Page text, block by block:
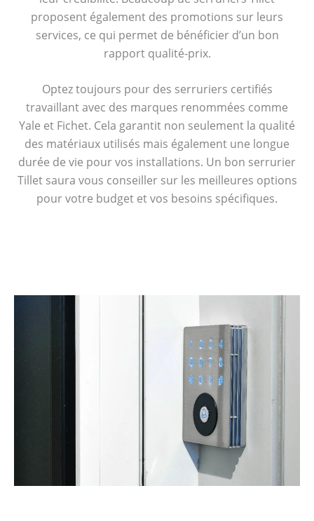
proposent également des promotions sur leurs
services, ce qui permet de bénéficier d’un bon
rapport qualité-prix.
Optez toujours pour des serruriers certifiés
travaillant avec des marques renommées comme
Yale et Fichet. Cela garantit non seulement la qualité
des matériaux utilisés mais également une longue
durée de vie pour vos installations. Un bon serrurier
Tillet saura vous conseiller sur les meilleures options
pour votre budget et vos besoins spécifiques.